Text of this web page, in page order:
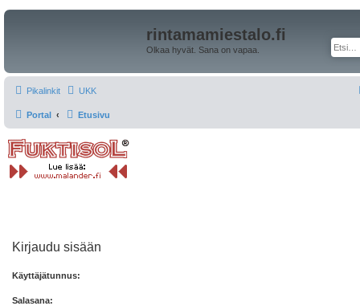
rintamamiestalo.fi
Olkaa hyvät. Sana on vapaa.
Pikalinkit UKK
Portal Etusivu
Kirjaudu sisään
Käyttäjätunnus:
Salasana: